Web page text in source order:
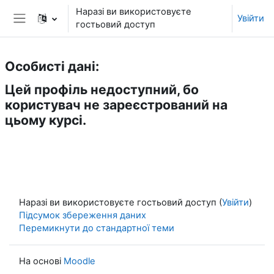
Перейти до головного вмісту
Бокова панель
Наразі ви використовуєте
гостьовий доступ
Увійти
Особисті дані:
Цей профіль недоступний, бо
користувач не зареєстрований на
цьому курсі.
Наразі ви використовуєте гостьовий доступ (Увійти)
Підсумок збереження даних
Перемикнути до стандартної теми
На основі Moodle